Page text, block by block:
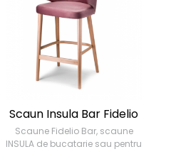
Scaun Insula Bar Fidelio
Scaune Fidelio Bar, scaune
INSULA de bucatarie sau pentru